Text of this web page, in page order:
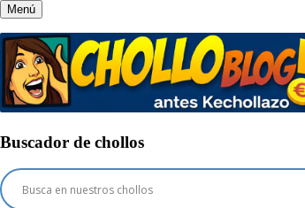
Menú
Buscador de chollos